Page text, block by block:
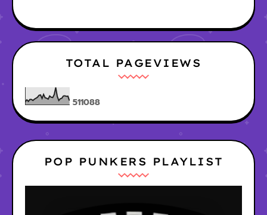
TOTAL PAGEVIEWS
511088
POP PUNKERS PLAYLIST